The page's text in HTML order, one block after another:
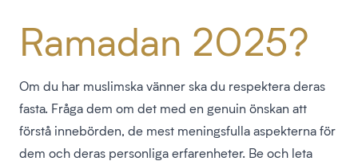
Ramadan 2025?
Om du har muslimska vänner ska du respektera deras
fasta. Fråga dem om det med en genuin önskan att
förstå innebörden, de mest meningsfulla aspekterna för
dem och deras personliga erfarenheter. Be och leta